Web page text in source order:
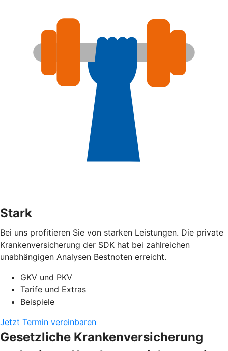
Stark
Bei uns profitieren Sie von starken Leistungen. Die private
Krankenversicherung der SDK hat bei zahlreichen
unabhängigen Analysen Bestnoten erreicht.
GKV und PKV
Tarife und Extras
Beispiele
Jetzt Termin vereinbaren
Gesetzliche Krankenversicherung